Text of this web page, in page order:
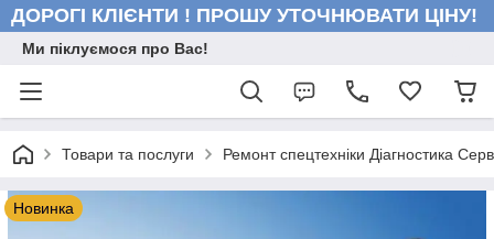
ДОРОГІ КЛІЄНТИ ! ПРОШУ УТОЧНЮВАТИ ЦІНУ!
Ми піклуємося про Вас!
Товари та послуги Ремонт спецтехніки Діагностика
Новинка